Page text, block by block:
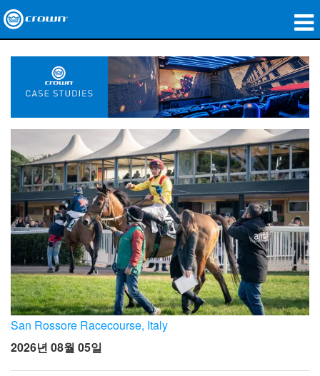
제품
네트워크 오디오
구매처
사례 연구
회사 소개
교육
지원
언어/지역
San Rossore Racecourse, Italy
2026년 08월 05일